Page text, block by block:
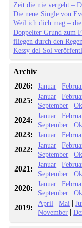
Zeit die nie vergeht –
Die neue Single von
Weil ich dich mag –
Doppelter Grund zum
fliegen durch den
Kessy del Sol
Archiv
2026:
Januar |
2025: Januar |
September |
2024: Januar |
September |
2023: Januar |
2022: Januar |
September |
2021: Januar |
September |
2020: Januar |
September |
2019: April |Mai |
November |